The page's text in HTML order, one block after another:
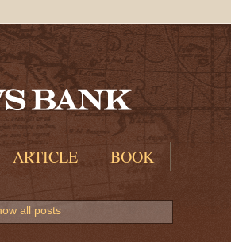
ARTICLE BOOK
all posts